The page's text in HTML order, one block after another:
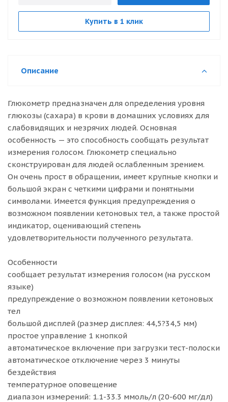
Купить в 1 клик
Описание
Глюкометр предназначен для определения уровня
глюкозы (сахара) в крови в домашних условиях для
слабовидящих и незрячих людей. Основная
особенность — это способность сообщать результат
измерения голосом. Глюкометр специально
сконструирован для людей ослабленным зрением.
Он очень прост в обращении, имеет крупные кнопки и
большой экран с четкими цифрами и понятными
символами. Имеется функция предупреждения о
возможном появлении кетоновых тел, а также простой
индикатор, оценивающий степень
удовлетворительности полученного результата.
Особенности
сообщает результат измерения голосом (на русском
языке)
предупреждение о возможном появлении кетоновых
тел
большой дисплей (размер дисплея: 44,5?34,5 мм)
простое управление 1 кнопкой
автоматическое включение при загрузки тест-полоски
автоматическое отключение через 3 минуты
бездействия
температурное оповещение
диапазон измерений: 1.1-33.3 ммоль/л (20-600 мг/дл)